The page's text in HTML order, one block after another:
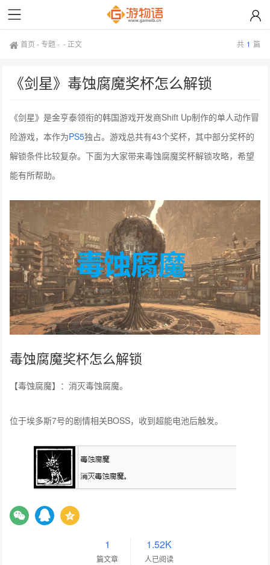
首页 -专题- - 正文 共 1 篇
《剑星》毒蚀腐魔奖杯怎么解锁
《剑星》是金亨泰领衔的韩国游戏开发商Shift Up制作的单人动作冒
险游戏，本作为PS5独占。游戏总共有43个奖杯，其中部分奖杯的
解锁条件比较复杂。下面为大家带来毒蚀腐魔奖杯解锁攻略，希望
能有所帮助。
毒蚀腐魔奖杯怎么解锁
【毒蚀腐魔】：消灭毒蚀腐魔。
位于埃多斯7号的剧情相关BOSS，收到超能电池后触发。
1
篇文章
1.52K
人已阅读